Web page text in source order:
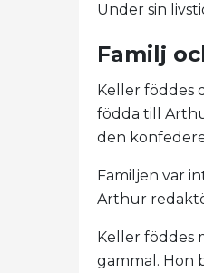
Under sin
Familj
Keller föddes
födda till
den
Familjen var
Arthur
Keller föddes
gammal. Hon